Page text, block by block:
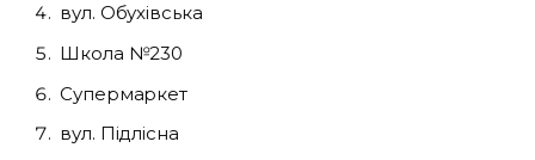
вул. Обухівська
Школа №230
Супермаркет
вул. Підлісна